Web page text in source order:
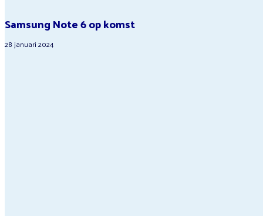
Samsung Note 6 op komst
28 januari 2024